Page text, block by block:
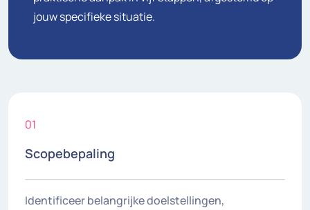
jouw specifieke situatie.
01
Scopebepaling
Identificeer belangrijke doelstellingen,